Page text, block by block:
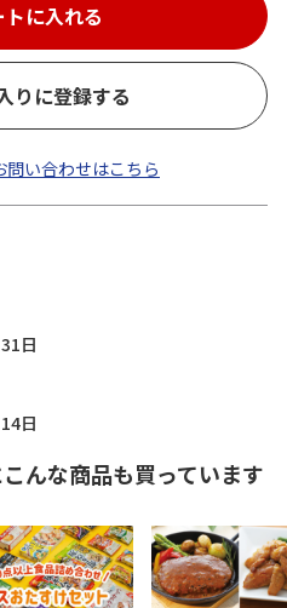
トに入れる
りに登録する
い合わせはこちら
日
日
んな商品も買っています